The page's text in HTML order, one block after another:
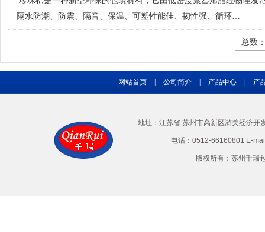
隔水防潮、防震、隔音、保温、可塑性能佳、韧性强、循环…
总数
网站首页 公司简介 产品中心 产
地址：江苏省.苏州市高新区浒关经济
电话：0512-66160801 E-
版权所有：苏州千瑞